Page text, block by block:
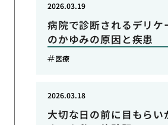
病院で診断されるデリケ
のかゆみの原因と疾患
2026.03.19
医療
大切な日の前に目もらい
2026.03.18